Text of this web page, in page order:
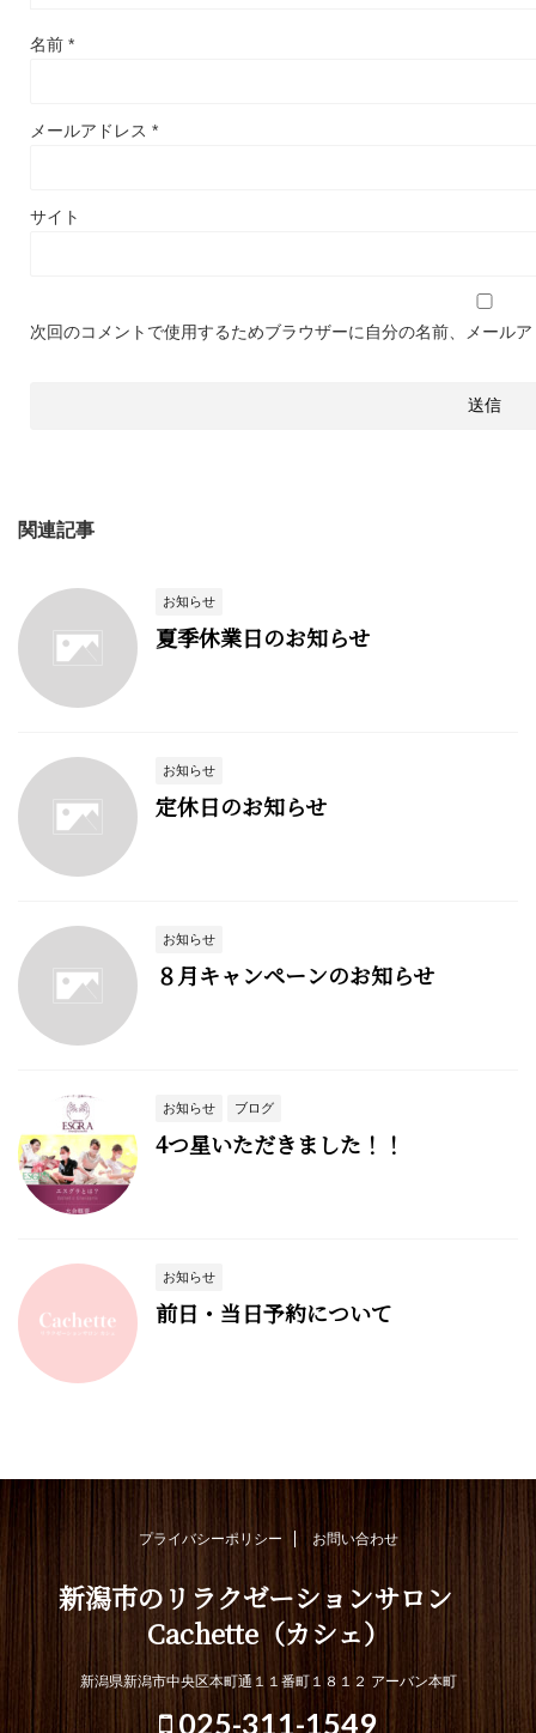
名前 *
メールアドレス *
サイト
次回のコメントで使用するためブラウザーに自分の名前、メール
関連記事
お知らせ
夏季休業日のお知らせ
お知らせ
定休日のお知らせ
お知らせ
８月キャンペーンのお知らせ
お知らせ ブログ
4つ星いただきました！！
お知らせ
前日・当日予約について
プライバシーポリシー お問い合わせ
新潟市のリラクゼーションサロン
Cachette（カシェ）
新潟県新潟市中央区本町通１１番町１８１２ アーバン本町
025-311-1549